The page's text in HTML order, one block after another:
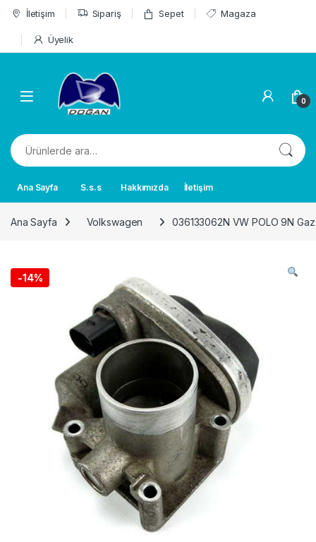
Skip to navigation
Skip to content
İletişim Sipariş Sepet Magaza
Üyelik
0
Ara:
Ana Sayfa S.s.s Hakkımızda İletişim
Ana Sayfa Volkswagen 036133062N VW POLO 9N
-14%